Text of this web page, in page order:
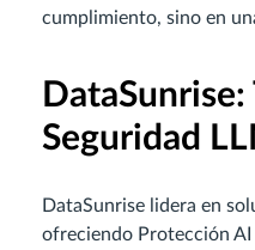
cumplimiento, sino en
DataSunrise:
Seguridad
DataSunrise lidera en
ofreciendo Protección